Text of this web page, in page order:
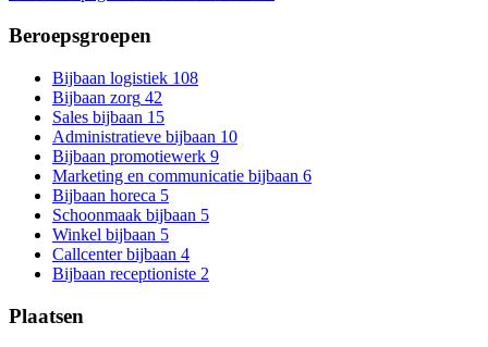
Beroepsgroepen
Bijbaan logistiek 108
Bijbaan zorg 42
Sales bijbaan 15
Administratieve bijbaan 10
Bijbaan promotiewerk 9
Marketing en communicatie bijbaan 6
Bijbaan horeca 5
Schoonmaak bijbaan 5
Winkel bijbaan 5
Callcenter bijbaan 4
Bijbaan receptioniste 2
Plaatsen